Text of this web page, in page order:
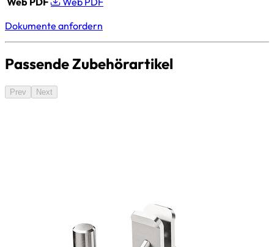
Dokumente anfordern
Passende Zubehörartikel
Prev Next